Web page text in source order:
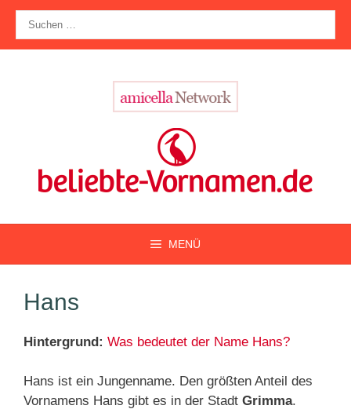
Zum
Inhalt
springen
nach:
MENÜ
Hans
Hintergrund: Was bedeutet der Name Hans?
Hans ist ein Jungenname. Den größten Anteil des
Vornamens Hans gibt es in der Stadt Grimma.